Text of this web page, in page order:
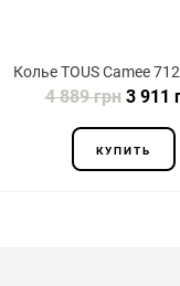
Колье TOUS Camee
4 889 грн3 911
КУПИТЬ